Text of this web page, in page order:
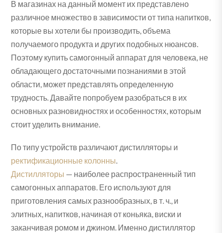
В магазинах на данный момент их представлено
различное множество в зависимости от типа напитков,
которые вы хотели бы производить, объема
получаемого продукта и других подобных нюансов.
Поэтому купить самогонный аппарат для человека, не
обладающего достаточными познаниями в этой
области, может представлять определенную
трудность. Давайте попробуем разобраться в их
основных разновидностях и особенностях, которым
стоит уделить внимание.
По типу устройств различают дистилляторы и
ректификационные колонны.
Дистилляторы — наиболее распространенный тип
самогонных аппаратов. Его используют для
приготовления самых разнообразных, в т. ч., и
элитных, напитков, начиная от коньяка, виски и
заканчивая ромом и джином. Именно дистиллятор